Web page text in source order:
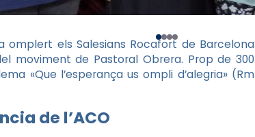
omplert els Salesians Rocafort de Barcelona
moviment de Pastoral Obrera. Prop de 300
«Que l’esperança us ompli d’alegria» (Rm
de l’ACO